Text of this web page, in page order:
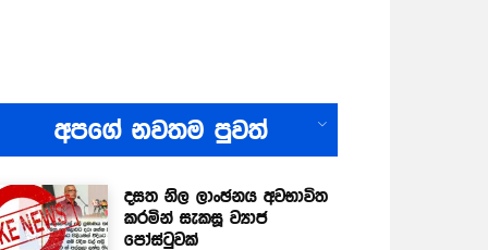
අපගේ නවතම පුවත්
දසත නිල ලාංඡනය අවභාවිත
කරමින් සැකසූ ව්‍යාජ
පෝස්ටුවක්